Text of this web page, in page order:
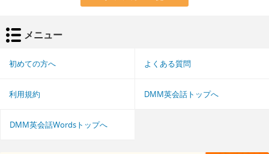
メニュー
初めての方へ よくある質問
利用規約 DMM英会話トップへ
DMM英会話Wordsトップへ